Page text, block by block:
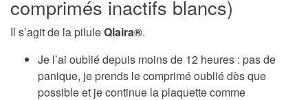
comprimés inactifs blancs)
Il s’agit de la piluleQlaira®.
Je l’ai oublié depuis moins de 12 heures : pas de
panique, je prends le comprimé oublié dès que
possible et je continue la plaquette comme